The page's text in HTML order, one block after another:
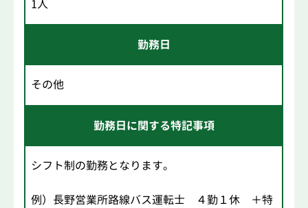
1人
勤務日
その他
勤務日に関する特記事項
シフト制の勤務となります。
例）長野営業所路線バス運転士 ４勤１休 ＋特